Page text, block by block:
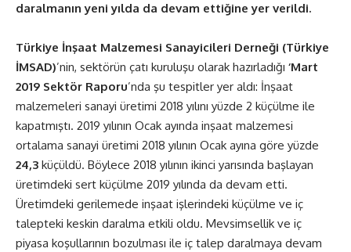
daralmanın yeni yılda da devam ettiğine yer verildi.
Türkiye İnşaat Malzemesi Sanayicileri Derneği (Türkiye
İMSAD)’nin, sektörün çatı kuruluşu olarak hazırladığı ‘Mart
2019 Sektör Raporu’nda şu tespitler yer aldı: İnşaat
malzemeleri sanayi üretimi 2018 yılını yüzde 2 küçülme ile
kapatmıştı. 2019 yılının Ocak ayında inşaat malzemesi
ortalama sanayi üretimi 2018 yılının Ocak ayına göre yüzde
24,3 küçüldü. Böylece 2018 yılının ikinci yarısında başlayan
üretimdeki sert küçülme 2019 yılında da devam etti.
Üretimdeki gerilemede inşaat işlerindeki küçülme ve iç
talepteki keskin daralma etkili oldu. Mevsimsellik ve iç
piyasa koşullarının bozulması ile iç talep daralmaya devam